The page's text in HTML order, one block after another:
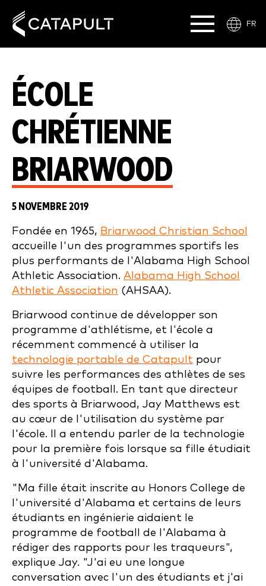
FR
ÉCOLE
CHRÉTIENNE
BRIARWOOD
5 NOVEMBRE 2019
Fondée en 1965, Briarwood Christian School
accueille l'un des programmes sportifs les
plus performants de l'Alabama High School
Athletic Association. Alabama High School
Athletic Association (AHSAA).
Briarwood continue de développer son
programme d'athlétisme, et l'école a
récemment commencé à utiliser la
technologie portable de Catapult pour
suivre les performances des athlètes de ses
équipes de football. En tant que directeur
des sports à Briarwood, Jay Matthews est
au cœur de l'utilisation du système par
l'école. Il a entendu parler de la technologie
pour la première fois lorsque sa fille étudiait
à l'université d'Alabama.
"Ma fille était inscrite au Honors College de
l'université d'Alabama et certains de leurs
étudiants en ingénierie aidaient le
programme de football de l'Alabama à
rédiger des rapports pour les traqueurs",
explique Jay. "J'ai eu une longue
conversation avec l'un des étudiants et j'ai